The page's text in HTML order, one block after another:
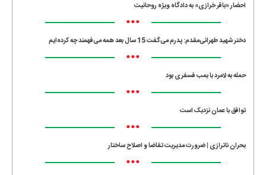
احضار «باقر خرازی» به دادگاه ویژه روحانیت
•••
دختر شهید طهرانی‌مقدم: پدرم می‌گفت 15 سال بعد همه می‌فهمند چه کرده‌ایم
•••
حمله به لامرد با بمب فسفری بود
•••
توافق با عمان نزدیک است
•••
بحران ناترازی | ضرورت مدیریت تقاضا و اصلاح ساختار
•••